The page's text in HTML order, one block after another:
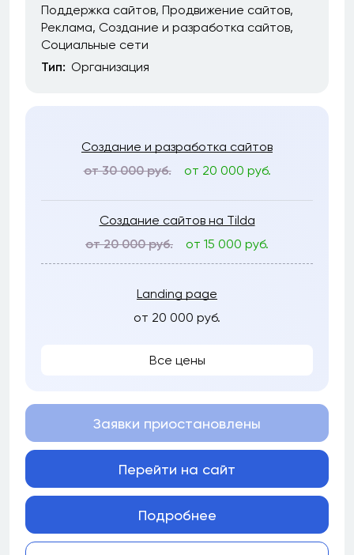
Поддержка сайтов Продвижение сайтов
Реклама Создание и разработка сайтов
Социальные сети
Тип: Организация
Создание и разработка сайтов
от 30 000 руб.
от 20 000 руб.
Создание сайтов на Tilda
от 20 000 руб.
от 15 000 руб.
Landing page
от 20 000 руб.
Все цены
Заявки приостановлены
Перейти на сайт
Подробнее